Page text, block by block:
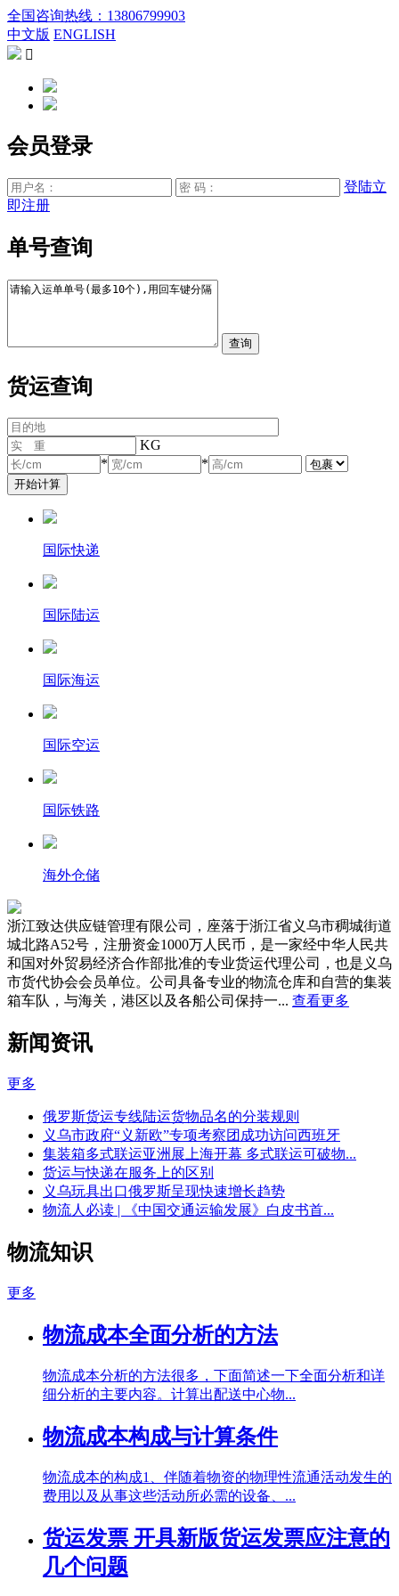
全国咨询热线：13806799903
中文版 ENGLISH

会员登录
登陆立
即注册
单号查询
货运查询
KG
*
*
国际快递
国际陆运
国际海运
国际空运
国际铁路
海外仓储
浙江致达供应链管理有限公司，座落于浙江省义乌市稠城街道
城北路A52号，注册资金1000万人民币，是一家经中华人民共
和国对外贸易经济合作部批准的专业货运代理公司，也是义乌
市货代协会会员单位。公司具备专业的物流仓库和自营的集装
箱车队，与海关，港区以及各船公司保持一... 查看更多
新闻资讯
更多
俄罗斯货运专线陆运货物品名的分装规则
义乌市政府“义新欧”专项考察团成功访问西班牙
集装箱多式联运亚洲展上海开幕 多式联运可破物...
货运与快递在服务上的区别
义乌玩具出口俄罗斯呈现快速增长趋势
物流人必读 | 《中国交通运输发展》白皮书首...
物流知识
更多
物流成本全面分析的方法
物流成本分析的方法很多，下面简述一下全面分析和详
细分析的主要内容。计算出配送中心物...
物流成本构成与计算条件
物流成本的构成1、伴随着物资的物理性流通活动发生的
费用以及从事这些活动所必需的设备、...
货运发票 开具新版货运发票应注意的
几个问题